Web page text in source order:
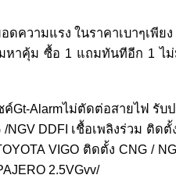
ดความแรง ในราคาเบาๆเพีย
หาคุ้ม ซื้อ 1 แถมทันทีอีก 1 ไม่
Alarmไม่ตัดต่อสายไฟ รับ
NGV DDFI เชื้อเพลิงร่วม ติด
VIGO ติดตั้ง CNG /
2.5VGvv/